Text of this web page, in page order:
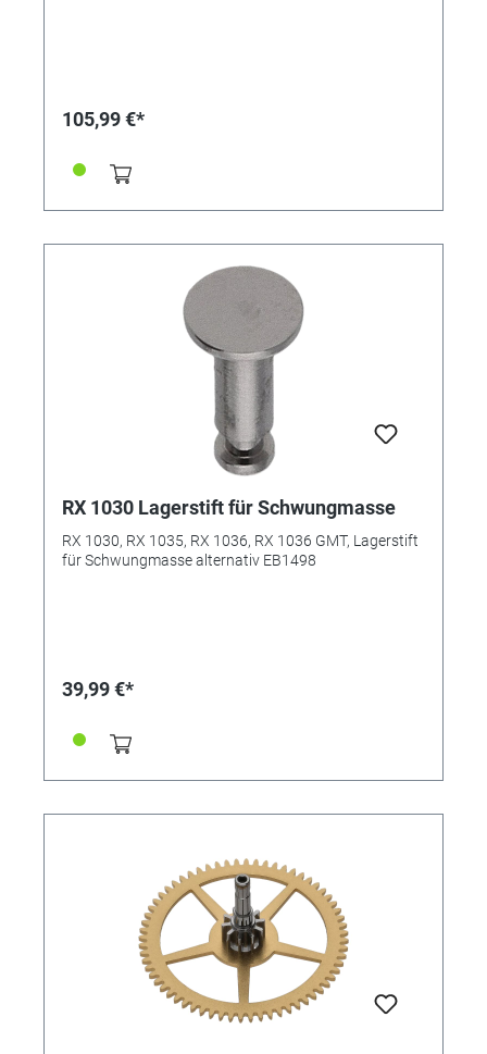
105,99 €*
RX 1030 Lagerstift für Schwungmasse
RX 1030, RX 1035, RX 1036, RX 1036 GMT, Lagerstift
für Schwungmasse alternativ EB1498
39,99 €*